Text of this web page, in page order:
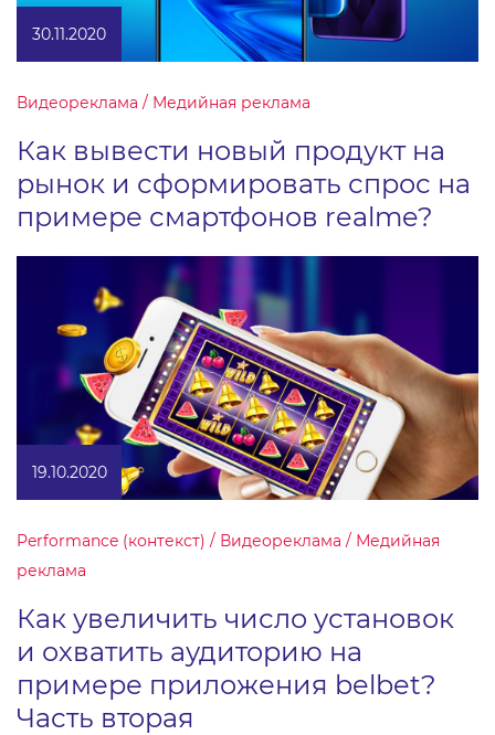
30.11.2020
Видеореклама / Медийная реклама
Как вывести новый продукт на
рынок и сформировать спрос на
примере смартфонов realme?
19.10.2020
Performance (контекст) / Видеореклама / Медийная
реклама
Как увеличить число установок
и охватить аудиторию на
примере приложения belbet?
Часть вторая